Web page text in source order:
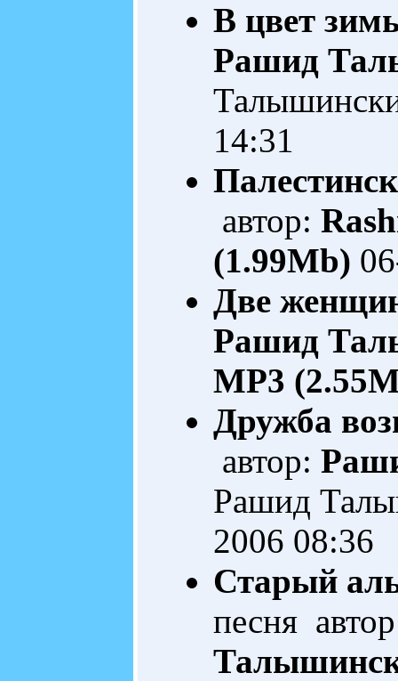
В цвет
Рашид
14:31
автор:
(1.99Mb)
Две
Рашид
MP3
Дружба
автор:
Рашид
2006 08:36
Старый
песня